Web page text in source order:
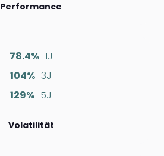
Performance
78.4% 1J
104% 3J
129% 5J
Volatilität